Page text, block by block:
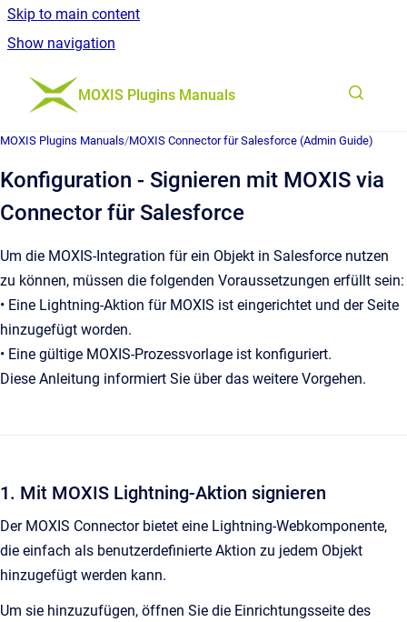
Skip to main content
Show navigation
Go to homepage
MOXIS Plugins Manuals
MOXIS Plugins Manuals/MOXIS Connector für Salesforce (Admin Guide)
Konfiguration - Signieren mit MOXIS via
Connector für Salesforce
Um die MOXIS-Integration für ein Objekt in Salesforce nutzen
zu können, müssen die folgenden Voraussetzungen erfüllt sein:
• Eine Lightning-Aktion für MOXIS ist eingerichtet und der Seite
hinzugefügt worden.
• Eine gültige MOXIS-Prozessvorlage ist konfiguriert.
Diese Anleitung informiert Sie über das weitere Vorgehen.
1. Mit MOXIS Lightning-Aktion signieren
Der MOXIS Connector bietet eine Lightning-Webkomponente,
die einfach als benutzerdefinierte Aktion zu jedem Objekt
hinzugefügt werden kann.
Um sie hinzuzufügen, öffnen Sie die Einrichtungsseite des